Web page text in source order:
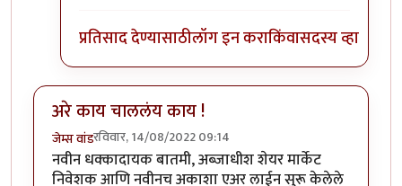
प्रतिसाद देण्यासाठीलॉग इन कराकिंवासदस्य व्हा
अरे काय चाललंय काय !
जेम्स वांडरविवार, 14/08/2022 09:14
नवीन धक्कादायक बातमी, अब्जाधीश शेयर मार्केट
निवेशक आणि नवीनच अकाशा एअर लाईन सुरू केलेले